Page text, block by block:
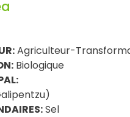
Agriculteur-
Biologique
Sel